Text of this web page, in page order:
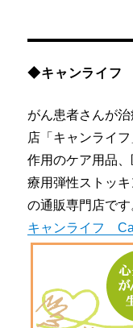
◆キャンライ
がん患者さんが
店「キャンライ
作用のケア用品
療用弾性ストッ
の通販専門店です
キャンライフ